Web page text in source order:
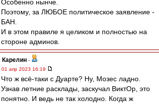
Особенно нынче.
Поэтому, за ЛЮБОЕ политическое заявление -
БАН.
И в этом правиле я целиком и полностью на
стороне админов.
Карелин -
01 апр 2023 16:19
Что ж всё-таки с Дуарте? Ну, Мозес ладно.
Узнав летние расклады, заскучал ВиктОр, это
понятно. И ведь не так холодно. Когда ж